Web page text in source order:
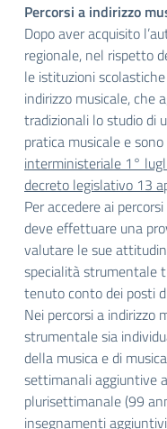
Percorsi a indirizzo
Dopo aver acquisito
regionale, nel rispetto
le istituzioni
indirizzo musicale, che
tradizionali lo studio di
pratica musicale e
interministeriale 1°
decreto legislativo 13
Per accedere ai
deve effettuare una
valutare le sue
specialità strumentale
tenuto conto dei posti
Nei percorsi a indirizzo
strumentale sia
della musica e di
settimanali aggiuntive
plurisettimanale (99
insegnamenti